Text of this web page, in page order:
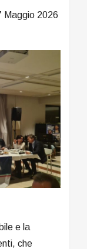
Maggio 2026
e la
che